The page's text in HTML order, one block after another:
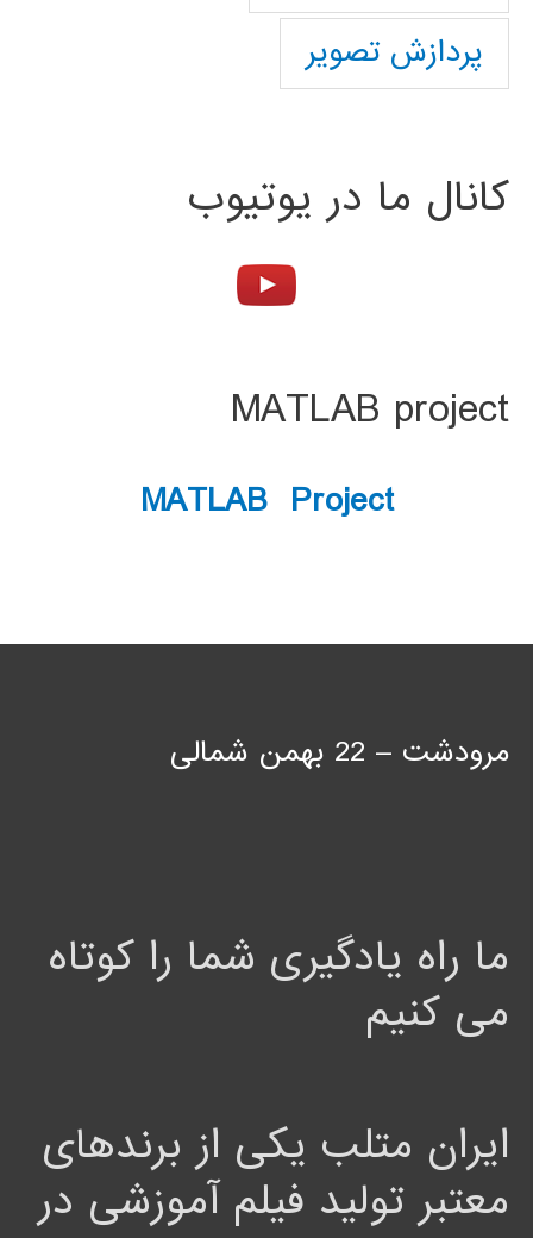
پردازش تصویر
کانال ما در یوتیوب
MATLAB project
MATLAB Project
مرودشت – 22 بهمن شمالی
ما راه یادگیری شما را کوتاه
می کنیم
ایران متلب یکی از برندهای
معتبر تولید فیلم آموزشی در